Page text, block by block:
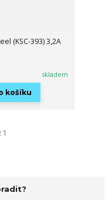
(KSC-393) 3,2A
skladem
košíku
1